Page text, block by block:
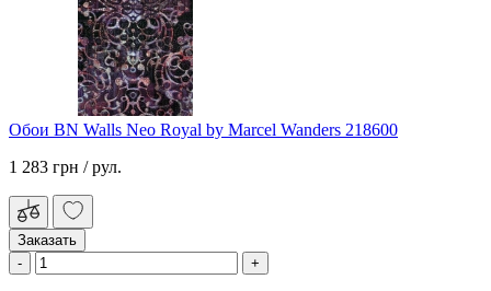
Обои BN Walls Neo Royal by Marcel Wanders 218600
1 283 грн / рул.
Заказать